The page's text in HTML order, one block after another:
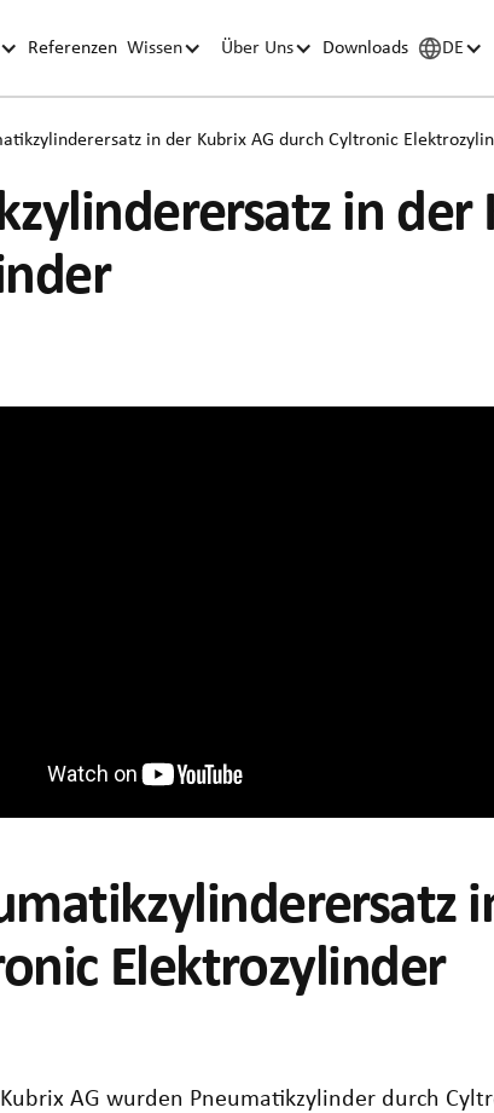
Referenzen Wissen Über Uns Downloads DE
in der Kubrix AG durch Cyltronic
in der
Elektrozylinder
Kubrix AG wurden Pneumatikzylinder durch